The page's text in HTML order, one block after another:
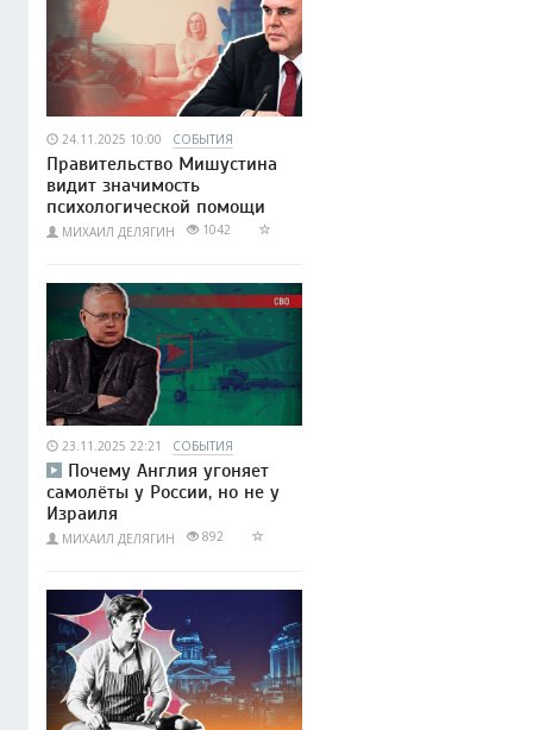
24.11.2025 10:00 СОБЫТИЯ
Правительство Мишустина
видит значимость
психологической помощи
МИХАИЛ ДЕЛЯГИН 1042
23.11.2025 22:21 СОБЫТИЯ
Почему Англия угоняет
самолёты у России, но не у
Израиля
МИХАИЛ ДЕЛЯГИН 892